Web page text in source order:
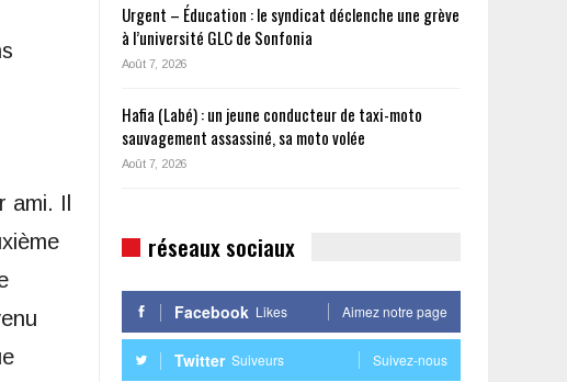
ami. Il
Urgent – Éducation : le syndicat déclenche une grève
à l’université GLC de Sonfonia
Août 7, 2026
Hafia (Labé) : un jeune conducteur de taxi-moto
sauvagement assassiné, sa moto volée
Août 7, 2026
réseaux sociaux
Facebook Likes Aimez notre page
Twitter Suiveurs Suivez-nous